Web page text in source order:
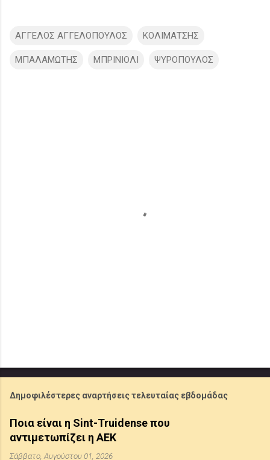
ΑΓΓΕΛΟΣ ΑΓΓΕΛΟΠΟΥΛΟΣ ΚΟΛΙΜΑΤΣΗΣ
ΜΠΑΛΑΜΩΤΗΣ ΜΠΡΙΝΙΟΛΙ ΨΥΡΟΠΟΥΛΟΣ
Δημοφιλέστερες αναρτήσεις τελευταίας εβδομάδας
Ποια είναι η Sint-Truidense που
αντιμετωπίζει η ΑΕΚ
Σάββατο, Αυγούστου 01, 2026